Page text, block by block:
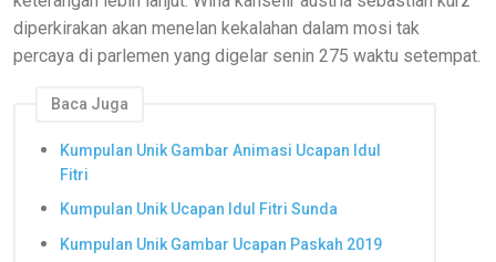
diperkirakan akan menelan kekalahan dalam mosi tak
percaya di parlemen yang digelar senin 275 waktu setempat.
Baca Juga
Kumpulan Unik Gambar Animasi Ucapan Idul
Fitri
Kumpulan Unik Ucapan Idul Fitri Sunda
Kumpulan Unik Gambar Ucapan Paskah 2019